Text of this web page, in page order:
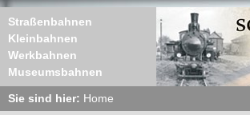
Straßenbahnen
Kleinbahnen
Werkbahnen
Museumsbahnen
Sie sind hier: Home